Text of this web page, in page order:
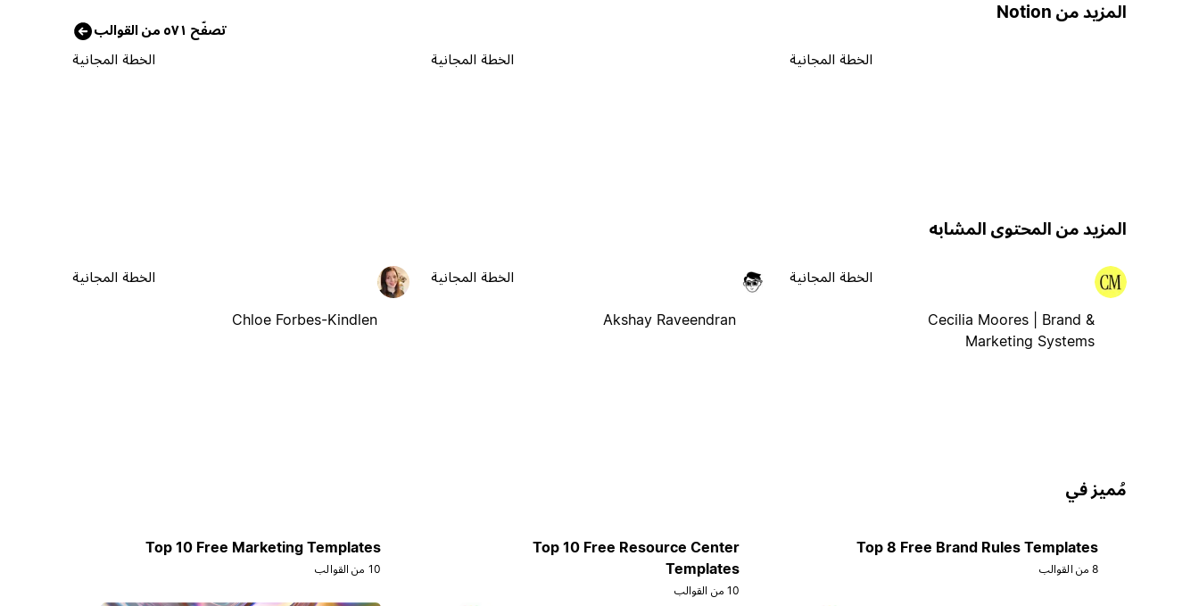
المزيد من Notion
تصفّح ٥٧١ من القوالب
الخطة المجانية الخطة المجانية الخطة المجانية
المزيد من المحتوى المشابه
Cecilia Moores | Brand &
Marketing Systems
الخطة المجانية
Akshay Raveendran
الخطة المجانية
Chloe Forbes-Kindlen
الخطة المجانية
مُميز في
Top 8 Free Brand Rules Templates
8 من القوالب
Top 10 Free Resource Center
Templates
10 من القوالب
Top 10 Free Marketing Templates
10 من القوالب